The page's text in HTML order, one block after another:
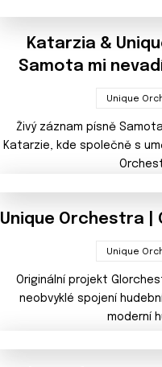
Katarzia &
Samota mi
Unique
Živý záznam písně
Katarzie, kde společně s
Unique Orchestra |
Unique
Originální projekt
neobvyklé spojení
moderní